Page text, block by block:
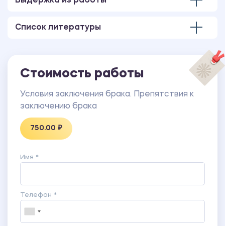
Список литературы
Стоимость работы
Условия заключения брака. Препятствия к
заключению брака
750.00 ₽
Имя *
Телефон *